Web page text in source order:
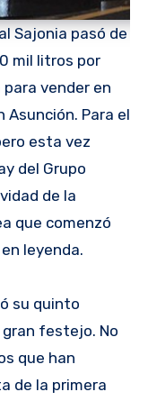
Sajonia pasó de
mil litros por
vender en
Asunción. Para el
esta vez
del Grupo
de la
que comenzó
leyenda.
su quinto
festejo. No
que han
de la primera